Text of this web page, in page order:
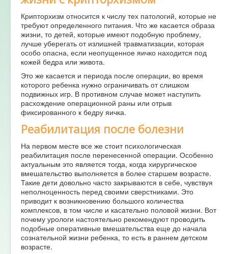
Крипторхизм относится к числу тех патологий, которые не
требуют определенного питания. Что же касается образа
жизни, то детей, которые имеют подобную проблему,
лучше уберегать от излишней травматизации, которая
особо опасна, если неопущенное яичко находится под
кожей бедра или живота.
Это же касается и периода после операции, во время
которого ребенка нужно ограничивать от слишком
подвижных игр. В противном случае может наступить
расхождение операционной раны или отрыв
фиксированного к бедру яичка.
Реабилитация после болезни
На первом месте все же стоит психологическая
реабилитация после перенесенной операции. Особенно
актуальным это является тогда, когда хирургическое
вмешательство выполняется в более старшем возрасте.
Такие дети довольно часто закрываются в себе, чувствуя
неполноценность перед своими сверстниками. Это
приводит к возникновению большого количества
комплексов, в том числе и касательно половой жизни. Вот
почему урологи настоятельно рекомендуют проводить
подобные оперативные вмешательства еще до начала
сознательной жизни ребенка, то есть в раннем детском
возрасте.